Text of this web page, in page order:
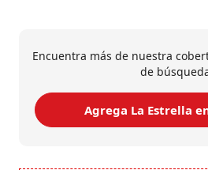
Encuentra más de nuestra
de
Agrega La Estrella